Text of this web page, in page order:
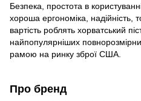
Безпека, простота в
хороша ергономіка, надійність,
вартість роблять хорватський
найпопулярніших
рамою на ринку зброї США.
Про бренд